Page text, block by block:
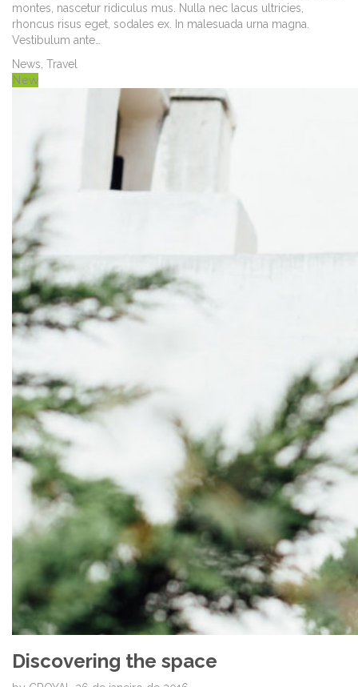
montes, nascetur ridiculus mus. Nulla nec lacus ultricies,
rhoncus risus eget, sodales ex. In malesuada urna magna.
Vestibulum ante…
News Travel
New
Discovering the space